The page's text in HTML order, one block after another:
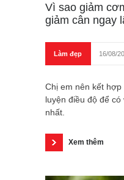
Vì sao giảm
giảm cân ngay
Làm đẹp 16/08/
Chị em nên kết
luyện điều độ để
nhất.
Xem thêm